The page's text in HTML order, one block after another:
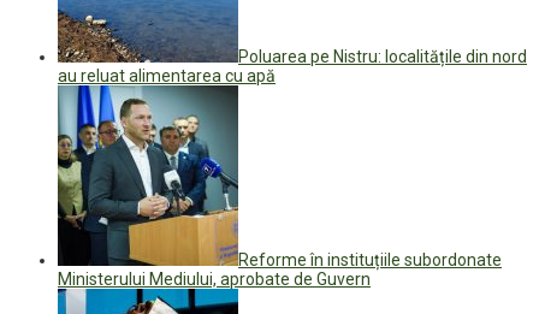
Poluarea pe Nistru: localitățile din nord
au reluat alimentarea cu apă
Reforme în instituțiile subordonate
Ministerului Mediului, aprobate de Guvern